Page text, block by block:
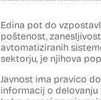
Edina pot do
poštenost,
avtomatiziranih
sektorju, je njihova
Javnost ima pravico
informacij o delovanju